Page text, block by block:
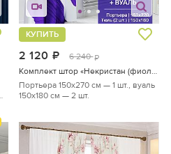
2 120 руб.
6 240 руб.
КУПИТЬ
Комплект штор «Некристан (фиолетовый)»
Портьера 150х270 см — 1 шт., вуаль
150х180 см — 2 шт.